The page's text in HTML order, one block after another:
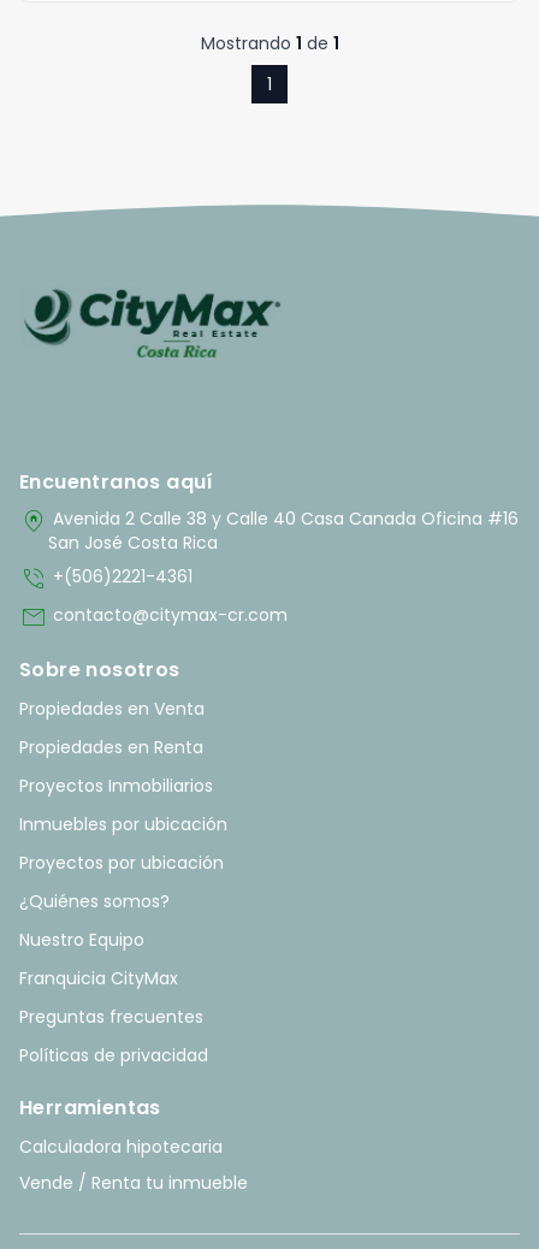
Mostrando 1 de 1
1
Encuentranos aquí
home_pin Avenida 2 Calle 38 y Calle 40 Casa Canada Oficina #16
San José Costa Rica
phone_in_talk +(506)2221-4361
mail contacto@citymax-cr.com
Sobre nosotros
Propiedades en Venta
Propiedades en Renta
Proyectos Inmobiliarios
Inmuebles por ubicación
Proyectos por ubicación
¿Quiénes somos?
Nuestro Equipo
Franquicia CityMax
Preguntas frecuentes
Políticas de privacidad
Herramientas
Calculadora hipotecaria
Vende / Renta tu inmueble